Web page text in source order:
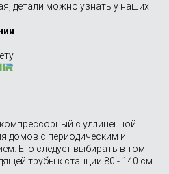
детали можно узнать у наших
с удлиненной
домов с периодическим и
Его следует выбирать в том
трубы к станции 80 - 140 см.